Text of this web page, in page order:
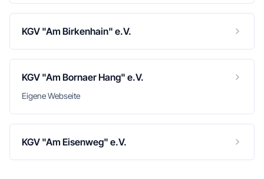
KGV "Am Birkenhain" e.V.
KGV "Am Bornaer Hang" e.V.
Eigene Webseite
KGV "Am Eisenweg" e.V.